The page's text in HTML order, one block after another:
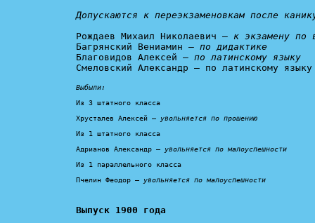
Допускаются к переэкзаменовкам после
Рождаев Михаил Николаевич – к экзамену по
Багрянский Вениамин – по дидактике
Благовидов Алексей – по латинскому языку
Смеловский Александр – по латинскому языку
Выбыли:
Из 3 штатного класса
Хрусталев Алексей – увольняется по прошению
Из 1 штатного класса
Адрианов Александр – увольняется по малоуспешности
Из 1 параллельного класса
Пчелин Феодор – увольняется по малоуспешности
Выпуск 1900 года